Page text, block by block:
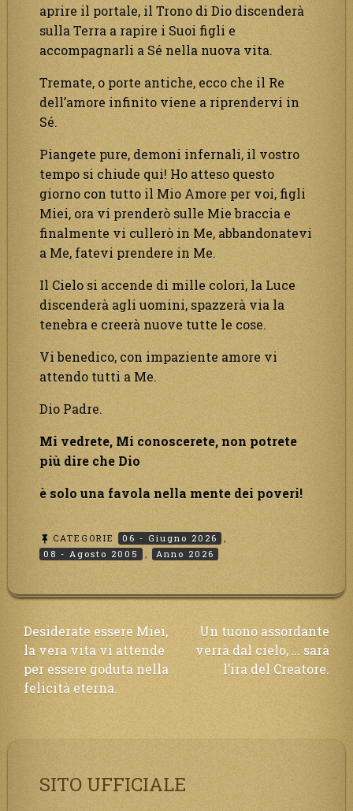
aprire il portale, il Trono di Dio discenderà
sulla Terra a rapire i Suoi figli e
accompagnarli a Sé nella nuova vita.
Tremate, o porte antiche, ecco che il Re
dell’amore infinito viene a riprendervi in
Sé.
Piangete pure, demoni infernali, il vostro
tempo si chiude qui! Ho atteso questo
giorno con tutto il Mio Amore per voi, figli
Miei, ora vi prenderò sulle Mie braccia e
finalmente vi cullerò in Me, abbandonatevi
a Me, fatevi prendere in Me.
Il Cielo si accende di mille colori, la Luce
discenderà agli uomini, spazzerà via la
tenebra e creerà nuove tutte le cose.
Vi benedico, con impaziente amore vi
attendo tutti a Me.
Dio Padre.
Mi vedrete, Mi conoscerete, non potrete
più dire che Dio
è solo una favola nella mente dei poveri!
CATEGORIE 06 - Giugno 2026
,
08 - Agosto 2005
Anno 2026
Navigazione
articoli
Desiderate essere Miei,
la vera vita vi attende
per essere goduta nella
felicità eterna.
Un tuono assordante
verrà dal cielo, … sarà
l’ira del Creatore.
SITO UFFICIALE